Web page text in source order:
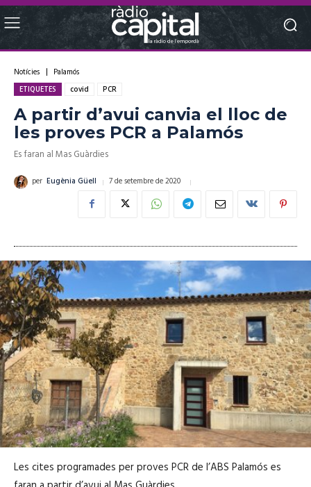
Notícies Palamós
ETIQUETES covid PCR
A partir d’avui canvia el lloc de
les proves PCR a Palamós
Es faran al Mas Guàrdies
per Eugènia Güell 7 de setembre de 2020
Les cites programades per proves PCR de l’ABS Palamós es